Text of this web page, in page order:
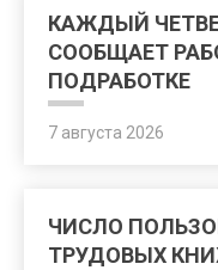
КАЖДЫЙ
СООБЩАЕТ
ПОДРАБОТКЕ
7 августа 2026
ЧИСЛО
ТРУДОВЫХ